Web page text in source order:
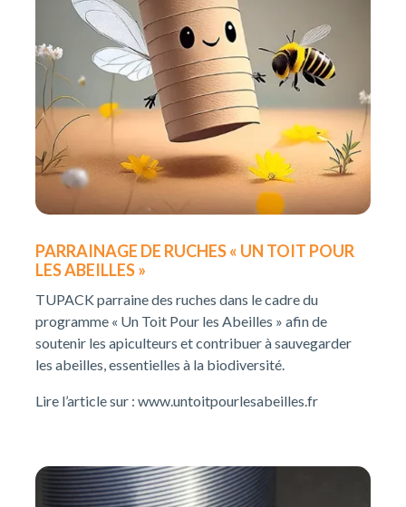
PARRAINAGE DE RUCHES « UN TOIT POUR
LES ABEILLES »
TUPACK parraine des ruches dans le cadre du
programme « Un Toit Pour les Abeilles » afin de
soutenir les apiculteurs et contribuer à sauvegarder
les abeilles, essentielles à la biodiversité.
Lire l’article sur : www.untoitpourlesabeilles.fr